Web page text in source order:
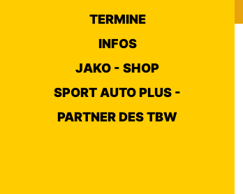
TERMINE
INFOS
JAKO - SHOP
SPORT AUTO PLUS -
PARTNER DES TBW